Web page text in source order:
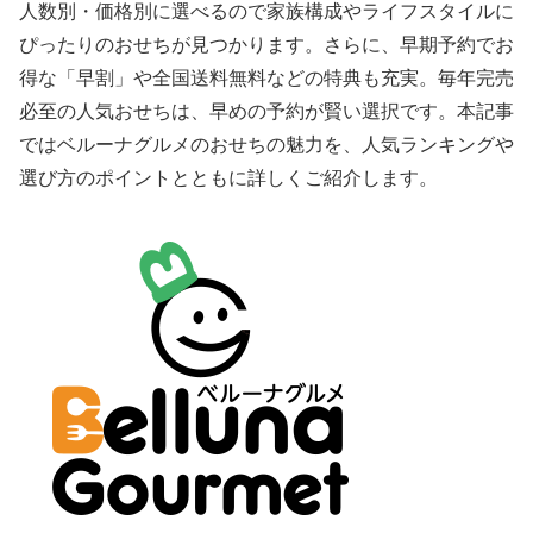
人数別・価格別に選べるので家族構成やライフスタイルに
ぴったりのおせちが見つかります。さらに、早期予約でお
得な「早割」や全国送料無料などの特典も充実。毎年完売
必至の人気おせちは、早めの予約が賢い選択です。本記事
ではベルーナグルメのおせちの魅力を、人気ランキングや
選び方のポイントとともに詳しくご紹介します。